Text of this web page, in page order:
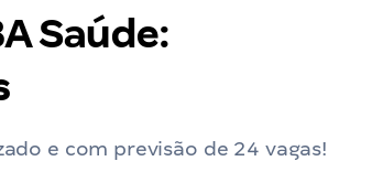
Saúde:
e com previsão de 24 vagas!